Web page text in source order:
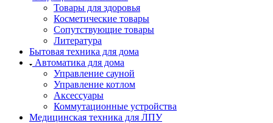
Товары для здоровья
Косметические товары
Сопутствующие товары
Литература
Бытовая техника для дома
Автоматика для дома
Управление сауной
Управление котлом
Аксессуары
Коммутационные устройства
Медицинская техника для ЛПУ